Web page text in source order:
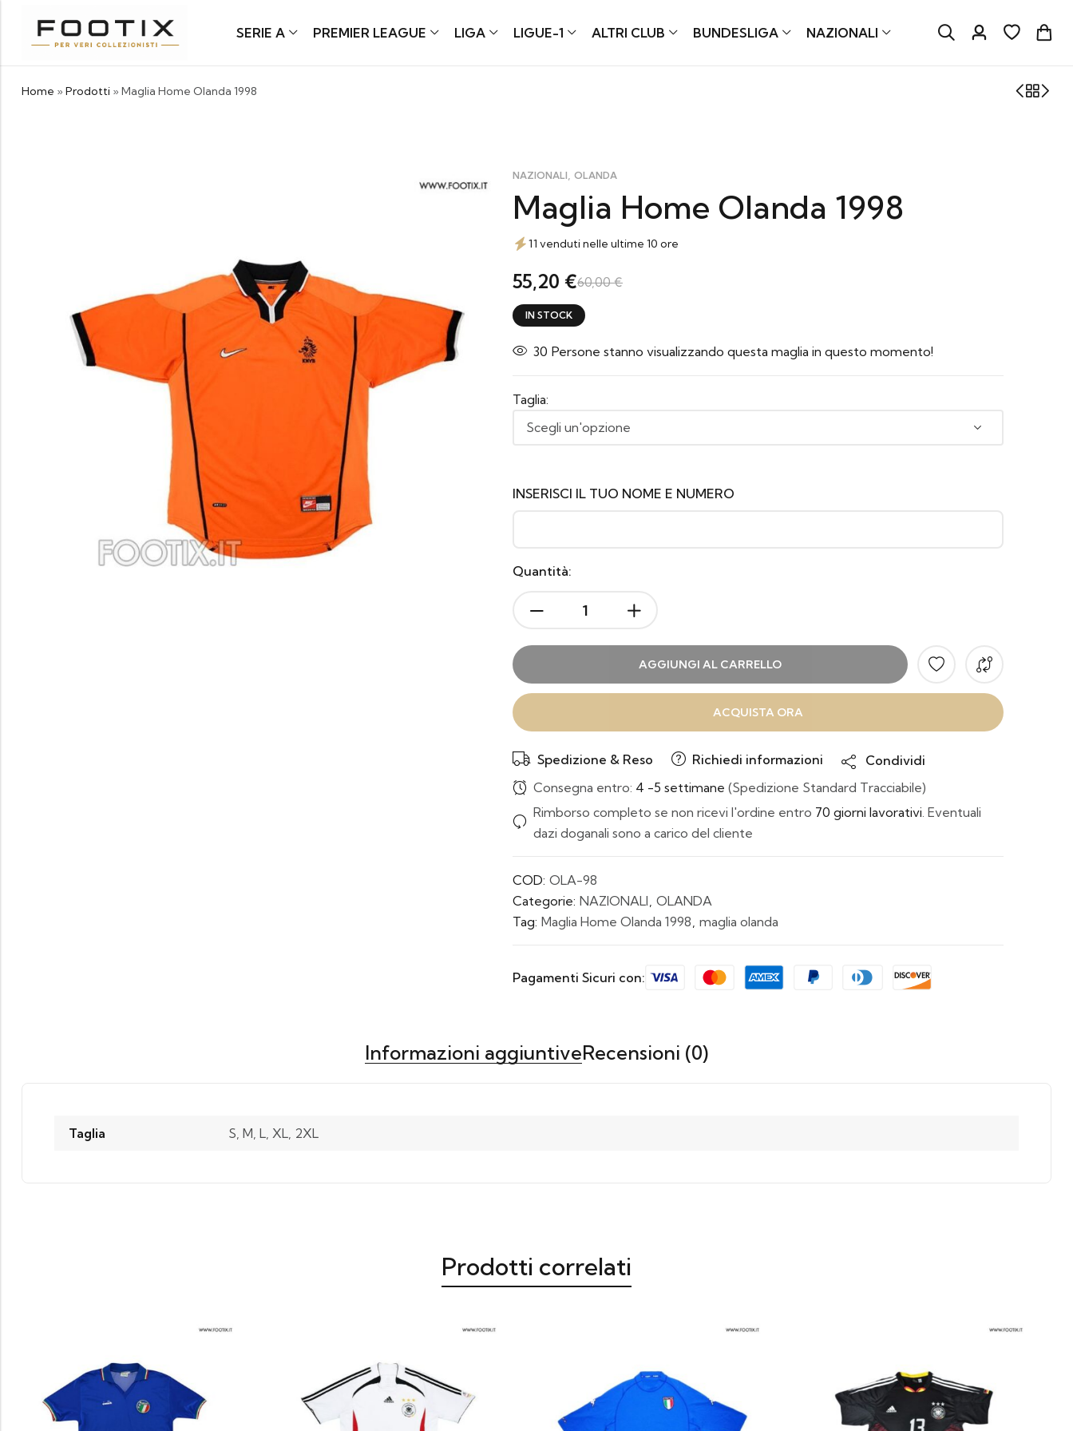
SERIE A PREMIER LEAGUE LIGA LIGUE-1 ALTRI CLUB BUNDESLIGA NAZIONALI
Home » Prodotti » Maglia Home Olanda 1998
NAZIONALI, OLANDA
Maglia Home Olanda 1998
11 venduti nelle ultime 10 ore
55,20 €60,00€
IN STOCK
30 Persone stanno visualizzando questa maglia in questo momento!
Taglia:
INSERISCI IL TUO NOME E NUMERO
Quantità:
AGGIUNGI AL CARRELLO
ACQUISTA ORA
Spedizione & Reso Richiedi informazioni
Condividi
Consegna entro: 4 -5 settimane (Spedizione Standard Tracciabile)
Rimborso completo se non ricevi l'ordine entro 70 giorni lavorativi . Eventuali
dazi doganali sono a carico del cliente
COD: OLA-98
Categorie: NAZIONALI OLANDA
Tag: Maglia Home Olanda 1998 maglia olanda
Pagamenti Sicuri con:
Informazioni aggiuntiveRecensioni (0)
Taglia S, M, L, XL, 2XL
Prodotti correlati